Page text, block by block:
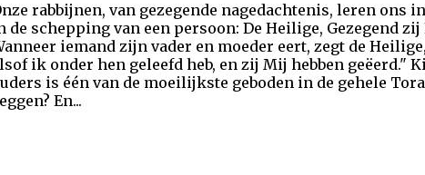
rabbijnen, van gezegende nagedachtenis, leren ons
de schepping van een persoon: De Heilige, Gezegend
iemand zijn vader en moeder eert, zegt de
ik onder hen geleefd heb, en zij Mij hebben geëerd."
is één van de moeilijkste geboden in de gehele
En...